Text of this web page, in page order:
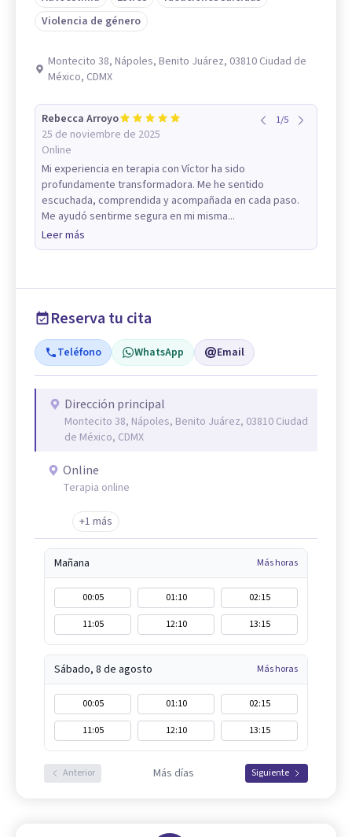
Violencia de género
Montecito 38, Nápoles, Benito Juárez, 03810 Ciudad de
México, CDMX
Rebecca Arroyo
25 de noviembre de 2025
Online
1/5
Mi experiencia en terapia con Víctor ha sido
profundamente transformadora. Me he sentido
escuchada, comprendida y acompañada en cada paso.
Me ayudó sentirme segura en mi misma...
Leer más
Reserva tu cita
Teléfono WhatsApp Email
Dirección principal
Montecito 38, Nápoles, Benito Juárez, 03810 Ciudad
de México, CDMX
Online
Terapia online
+1 más
Mañana Más horas
00:05 01:10
02:15
11:05
12:10 13:15
Sábado, 8 de agosto Más horas
00:05 01:10
02:15
11:05
12:10 13:15
Anterior Más días Siguiente